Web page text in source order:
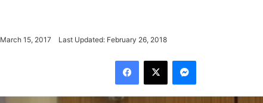
March 15, 2017 Last Updated: February 26, 2018